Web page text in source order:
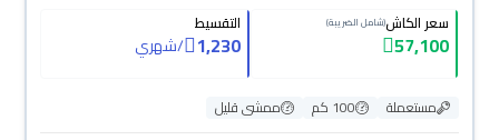
سعر الكاش(شامل الضريبة)
57,100
التقسيط
1,230
/شهري
مستعملة 100 كم
ممشى قليل